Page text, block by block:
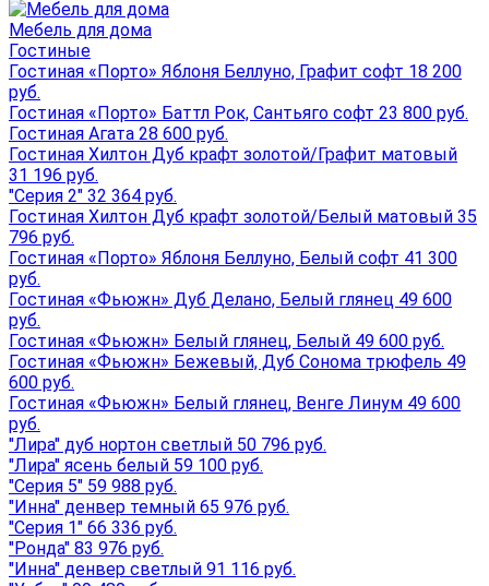
Мебель для дома
Гостиные
Гостиная «Порто» Яблоня Беллуно, Графит софт 18 200
руб.
Гостиная «Порто» Баттл Рок, Сантьяго софт 23 800 руб.
Гостиная Агата 28 600 руб.
Гостиная Хилтон Дуб крафт золотой/Графит матовый
31 196 руб.
"Серия 2" 32 364 руб.
Гостиная Хилтон Дуб крафт золотой/Белый матовый 35
796 руб.
Гостиная «Порто» Яблоня Беллуно, Белый софт 41 300
руб.
Гостиная «Фьюжн» Дуб Делано, Белый глянец 49 600
руб.
Гостиная «Фьюжн» Белый глянец, Белый 49 600 руб.
Гостиная «Фьюжн» Бежевый, Дуб Сонома трюфель 49
600 руб.
Гостиная «Фьюжн» Белый глянец, Венге Линум 49 600
руб.
"Лира" дуб нортон светлый 50 796 руб.
"Лира" ясень белый 59 100 руб.
"Серия 5" 59 988 руб.
"Инна" денвер темный 65 976 руб.
"Серия 1" 66 336 руб.
"Ронда" 83 976 руб.
"Инна" денвер светлый 91 116 руб.